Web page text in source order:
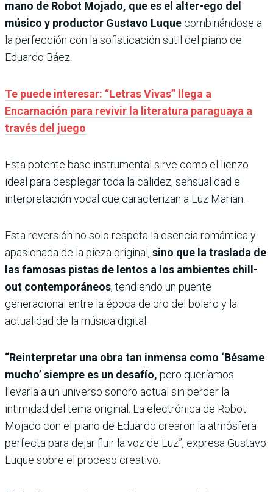
mano de Robot Mojado, que es el alter-ego del
músico y productor Gustavo Luque combinándose a
la perfección con la sofisticación sutil del piano de
Eduardo Báez.
Te puede interesar: “Letras Vivas” llega a
Encarnación para revivir la literatura paraguaya a
través del juego
Esta potente base instrumental sirve como el lienzo
ideal para desplegar toda la calidez, sensualidad e
interpretación vocal que caracterizan a Luz Marian.
Esta reversión no solo respeta la esencia romántica y
apasionada de la pieza original, sino que la traslada de
las famosas pistas de lentos a los ambientes chill-
out contemporáneos, tendiendo un puente
generacional entre la época de oro del bolero y la
actualidad de la música digital.
“Reinterpretar una obra tan inmensa como ‘Bésame
mucho’ siempre es un desafío, pero queríamos
llevarla a un universo sonoro actual sin perder la
intimidad del tema original. La electrónica de Robot
Mojado con el piano de Eduardo crearon la atmósfera
perfecta para dejar fluir la voz de Luz”, expresa Gustavo
Luque sobre el proceso creativo.